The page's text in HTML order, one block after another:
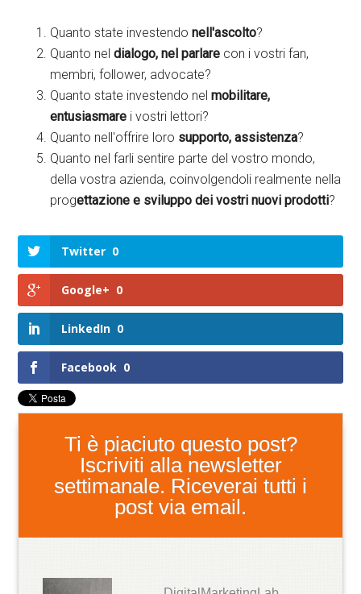
Quanto state investendonell'ascolto?
Quanto neldialogo, nel parlare con i vostri fan,
membri, follower, advocate?
Quanto state investendo nelmobilitare,
entusiasmare i vostri lettori?
Quanto nell'offrire loro supporto, assistenza?
Quanto nel farli sentire parte del vostro mondo,
della vostra azienda, coinvolgendoli realmente nella
progettazione e sviluppo dei vostri nuovi prodotti?
Twitter 0
Google+ 0
LinkedIn 0
Facebook 0
Ti è piaciuto questo post?
Iscriviti alla newsletter
settimanale. Riceverai tutti i
post via email.